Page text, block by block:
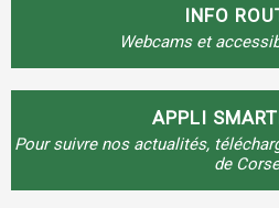
INFO
Webcams et
APPLI
Pour suivre nos actualités,
de Corse